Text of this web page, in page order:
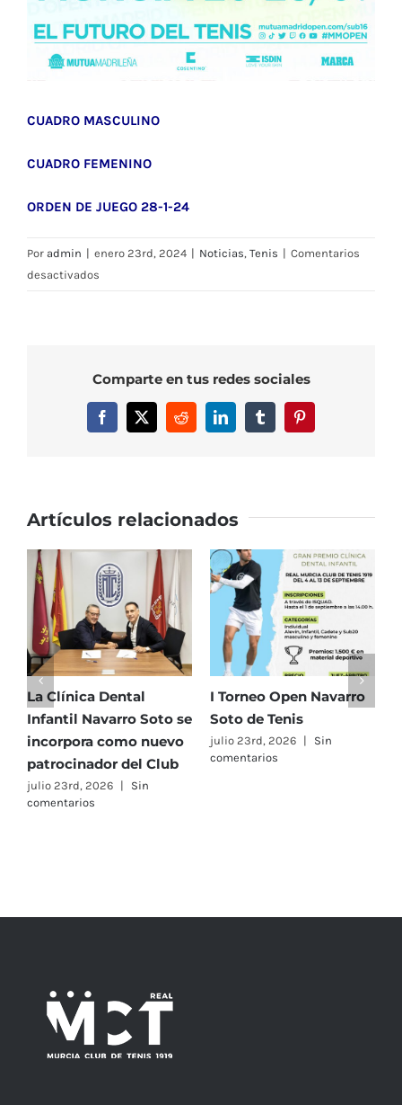
CUADRO MASCULINO
CUADRO FEMENINO
ORDEN DE JUEGO 28-1-24
Por admin | enero 23rd, 2024 | Noticias, Tenis | Comentarios
desactivados
16:
Cuadros
y
Comparte en tus redes sociales
Facebook
X RedditLinkedInTumblrPinterest
Artículos relacionados
La Clínica Dental
Infantil Navarro Soto se
incorpora como nuevo
patrocinador del Club
julio 23rd, 2026 |
Sin
comentarios
I Torneo Open Navarro
Soto de Tenis
julio 23rd, 2026 |
Sin
comentarios